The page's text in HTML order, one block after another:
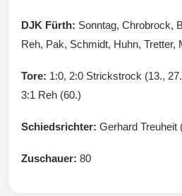
DJK Fürth: Sonntag, Chrobrock,
Reh, Pak, Schmidt, Huhn, Tretter,
Tore: 1:0, 2:0 Strickstrock (13.,
3:1 Reh (60.)
Schiedsrichter: Gerhard Treuheit
Zuschauer: 80